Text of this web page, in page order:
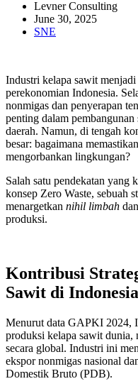
Levner Consulting
June 30, 2025
SNE
Industri kelapa sawit menjadi
perekonomian Indonesia.
nonmigas dan penyerapan
penting dalam
daerah. Namun, di tengah
besar: bagaimana
mengorbankan lingkungan?
Salah satu pendekatan yang
konsep Zero Waste, sebuah
menargetkan nihil limbah
produksi.
Kontribusi
Sawit di Indonesia
Menurut data GAPKI 2024,
produksi kelapa sawit dunia,
secara global. Industri ini
ekspor nonmigas nasional
Domestik Bruto (PDB).